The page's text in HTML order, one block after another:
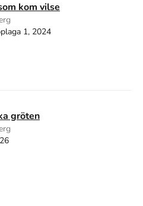
kom vilse
1, 2024
gröten